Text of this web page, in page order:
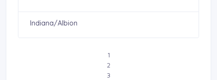
Indiana/Albion
1
2
3